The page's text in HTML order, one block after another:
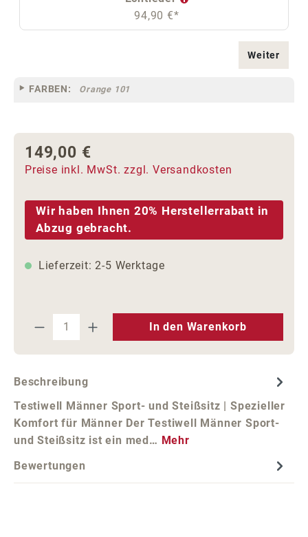
94,90 €*
Weiter
FARBEN: Orange 101
Regulärer Preis:
149,00 €
Preise inkl. MwSt. zzgl. Versandkosten
Wir haben Ihnen 20% Herstellerrabatt in
Abzug gebracht.
Lieferzeit: 2-5 Werktage
Produkt Anzahl: Gib den
In den Warenkorb
Beschreibung
Testiwell Männer Sport- und Steißsitz | Spezieller
Komfort für Männer Der Testiwell Männer Sport-
und Steißsitz ist ein med… Mehr
Bewertungen